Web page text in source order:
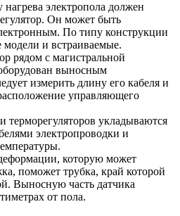
нагрева электропола должен
Он может быть
По типу конструкции
и встраиваемые.
рядом с магистральной
выносным
измерить длину его кабеля и
управляющего
терморегуляторов укладываются
электропроводки и
которую может
поможет трубка, край которой
Выносную часть датчика
от пола.